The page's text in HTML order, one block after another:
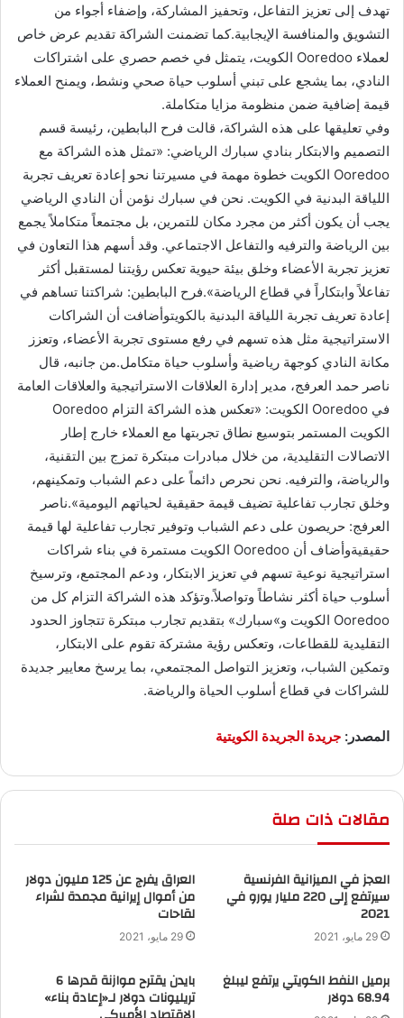
تهدف إلى تعزيز التفاعل، وتحفيز المشاركة، وإضفاء أجواء من
التشويق والمنافسة الإيجابية.كما تضمنت الشراكة تقديم عرض خاص
لعملاء Ooredoo الكويت، يتمثل في خصم حصري على اشتراكات
النادي، بما يشجع على تبني أسلوب حياة صحي ونشط، ويمنح العملاء
قيمة إضافية ضمن منظومة مزايا متكاملة.
وفي تعليقها على هذه الشراكة، قالت فرح البابطين، رئيسة قسم
التصميم والابتكار بنادي سبارك الرياضي: «تمثل هذه الشراكة مع
Ooredoo الكويت خطوة مهمة في مسيرتنا نحو إعادة تعريف تجربة
اللياقة البدنية في الكويت. نحن في سبارك نؤمن أن النادي الرياضي
يجب أن يكون أكثر من مجرد مكان للتمرين، بل مجتمعاً متكاملاً يجمع
بين الرياضة والترفيه والتفاعل الاجتماعي. وقد أسهم هذا التعاون في
تعزيز تجربة الأعضاء وخلق بيئة حيوية تعكس رؤيتنا لمستقبل أكثر
تفاعلاً وابتكاراً في قطاع الرياضة».فرح البابطين: شراكتنا تساهم في
إعادة تعريف تجربة اللياقة البدنية بالكويتوأضافت أن الشراكات
الاستراتيجية مثل هذه تسهم في رفع مستوى تجربة الأعضاء، وتعزز
مكانة النادي كوجهة رياضية وأسلوب حياة متكامل.من جانبه، قال
ناصر حمد العرفج، مدير إدارة العلاقات الاستراتيجية والعلاقات العامة
في Ooredoo الكويت: «تعكس هذه الشراكة التزام Ooredoo
الكويت المستمر بتوسيع نطاق تجربتها مع العملاء خارج إطار
الاتصالات التقليدية، من خلال مبادرات مبتكرة تمزج بين التقنية،
والرياضة، والترفيه. نحن نحرص دائماً على دعم الشباب وتمكينهم،
وخلق تجارب تفاعلية تضيف قيمة حقيقية لحياتهم اليومية».ناصر
العرفج: حريصون على دعم الشباب وتوفير تجارب تفاعلية لها قيمة
حقيقيةوأضاف أن Ooredoo الكويت مستمرة في بناء شراكات
استراتيجية نوعية تسهم في تعزيز الابتكار، ودعم المجتمع، وترسيخ
أسلوب حياة أكثر نشاطاً وتواصلاً.وتؤكد هذه الشراكة التزام كل من
Ooredoo الكويت و»سبارك» بتقديم تجارب مبتكرة تتجاوز الحدود
التقليدية للقطاعات، وتعكس رؤية مشتركة تقوم على الابتكار،
وتمكين الشباب، وتعزيز التواصل المجتمعي، بما يرسخ معايير جديدة
للشراكات في قطاع أسلوب الحياة والرياضة.
المصدر: جريدة الجريدة الكويتية
مقالات ذات صلة
العجز في الميزانية الفرنسية
سيرتفع إلى 220 مليار يورو في
2021
29 مايو، 2021
العراق يفرج عن 125 مليون دولار
من أموال إيرانية مجمدة لشراء
لقاحات
29 مايو، 2021
برميل النفط الكويتي يرتفع ليبلغ
68.94 دولار
بايدن يقترح موازنة قدرها 6
تريليونات دولار لـ«إعادة بناء»